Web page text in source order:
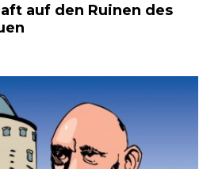
auf den Ruinen des